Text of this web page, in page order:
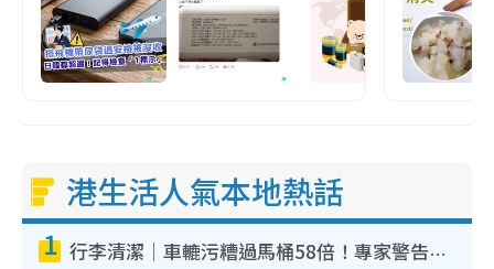
港生活人氣本地熱話
1 行李清潔｜車轆污糟過馬桶58倍！專家警告忌用酒精抹 教1招免污手除菌